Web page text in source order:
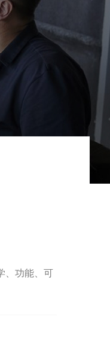
、功能、可